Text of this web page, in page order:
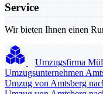
Service
Wir bieten Ihnen einen
Umzugsfirma
Umzugsunternehmen
Umzug von Amtsberg